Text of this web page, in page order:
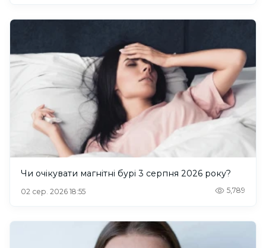
Чи очікувати магнітні бурі 3 серпня 2026 року?
02 сер. 2026 18:55 5,789